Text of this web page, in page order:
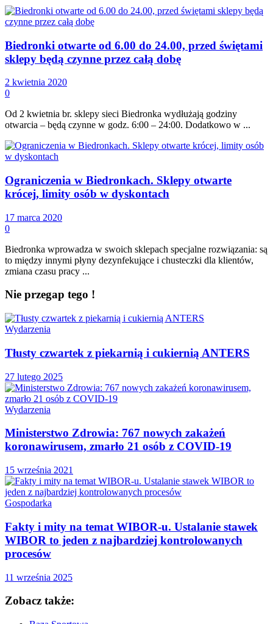
Biedronki otwarte od 6.00 do 24.00, przed świętami
sklepy będą czynne przez całą dobę
2 kwietnia 2020
0
Od 2 kwietnia br. sklepy sieci Biedronka wydłużają godziny
otwarcia – będą czynne w godz. 6:00 – 24:00. Dodatkowo w ...
Ograniczenia w Biedronkach. Sklepy otwarte
krócej, limity osób w dyskontach
17 marca 2020
0
Biedronka wprowadza w swoich sklepach specjalne rozwiązania: są
to między innymi płyny dezynfekujące i chusteczki dla klientów,
zmiana czasu pracy ...
Nie przegap tego !
Wydarzenia
Tłusty czwartek z piekarnią i cukiernią ANTERS
27 lutego 2025
Wydarzenia
Ministerstwo Zdrowia: 767 nowych zakażeń
koronawirusem, zmarło 21 osób z COVID-19
15 września 2021
Gospodarka
Fakty i mity na temat WIBOR-u. Ustalanie stawek
WIBOR to jeden z najbardziej kontrolowanych
procesów
11 września 2025
Zobacz także: